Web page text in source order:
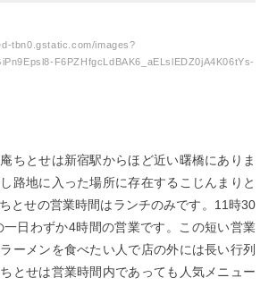
tbn0.gstatic.com/images?
F6PZHfgcLdBAK6_aELslEDZ0jA4K06tYs-
ちとせは新宿駅からほど近い曙橋にありま
路地に入った場所に存在するこじんまりと
とせの営業時間はランチのみです。11時30
日わずか4時間の営業です。この短い営業
ーメンを食べたい人で店の外には長い行列
とせは営業時間内であっても人気メニュー